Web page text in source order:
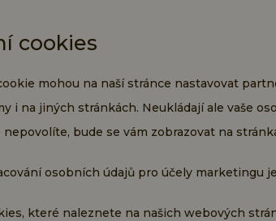
cookies
mohou na naší stránce nastavovat
i na jiných stránkách. Neukládají ale vaše
nepovolíte, bude se vám zobrazovat na
osobních údajů pro účely
které naleznete na našich webových